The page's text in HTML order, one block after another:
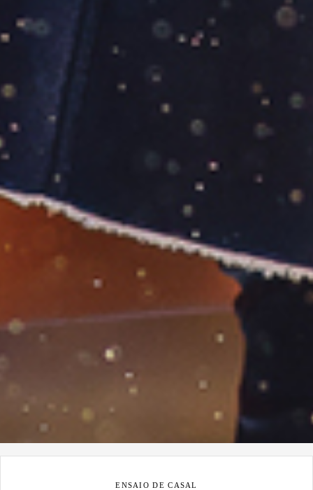
ENSAIO DE CASAL